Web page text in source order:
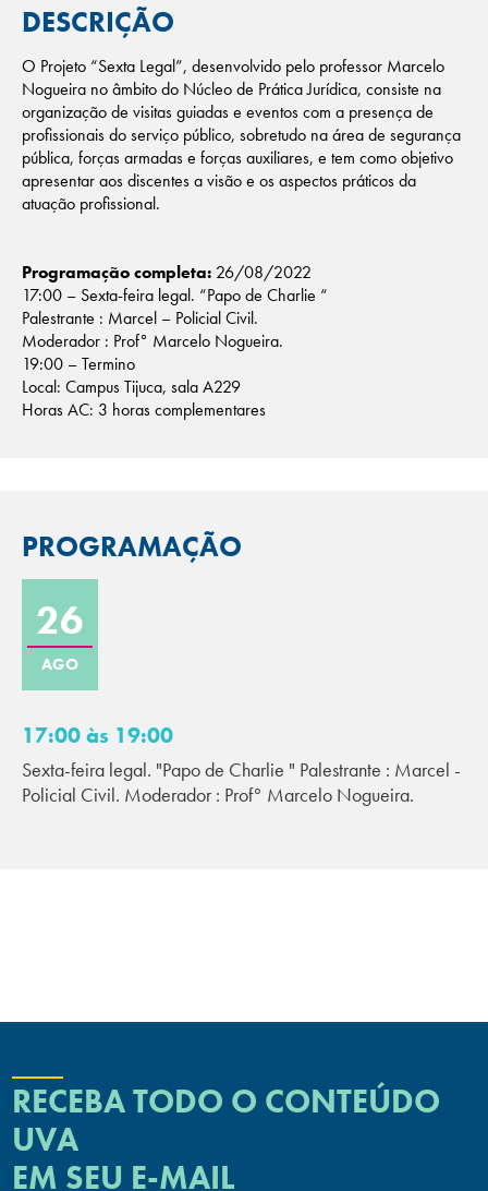
DESCRIÇÃO
O Projeto “Sexta Legal”, desenvolvido pelo professor Marcelo
Nogueira no âmbito do Núcleo de Prática Jurídica, consiste na
organização de visitas guiadas e eventos com a presença de
profissionais do serviço público, sobretudo na área de segurança
pública, forças armadas e forças auxiliares, e tem como objetivo
apresentar aos discentes a visão e os aspectos práticos da
atuação profissional.
Programação completa: 26/08/2022
17:00 – Sexta-feira legal. “Papo de Charlie “
Palestrante : Marcel – Policial Civil.
Moderador : Prof° Marcelo Nogueira.
19:00 – Termino
Local: Campus Tijuca, sala A229
Horas AC: 3 horas complementares
PROGRAMAÇÃO
26
AGO
17:00 às 19:00
Sexta-feira legal. "Papo de Charlie " Palestrante : Marcel -
Policial Civil. Moderador : Prof° Marcelo Nogueira.
RECEBA TODO O CONTEÚDO
UVA
EM SEU E-MAIL